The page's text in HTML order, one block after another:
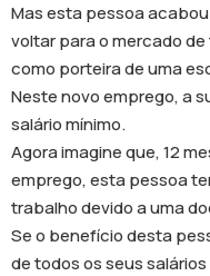
Mas esta pessoa
voltar para o mercado
como porteira de uma
Neste novo emprego, a
salário mínimo.
Agora imagine que, 12
emprego, esta pessoa
trabalho devido a uma
Se o benefício desta
de todos os seus